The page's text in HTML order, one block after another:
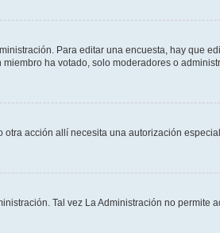
Para editar una encuesta, hay que
ha votado, solo moderadores o
acción allí necesita una autorización
Tal vez La Administración no permite